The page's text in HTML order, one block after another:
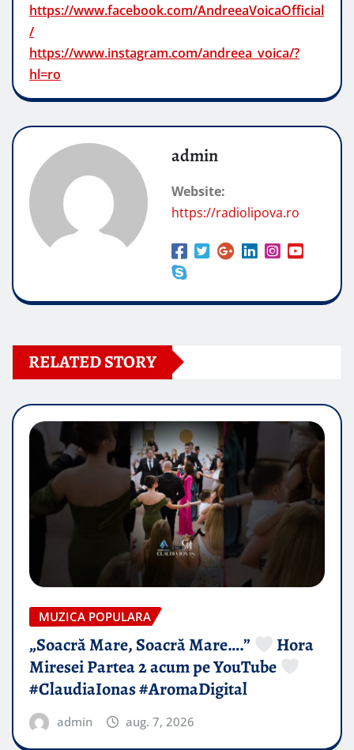
https://www.facebook.com/AndreeaVoicaOfficial
/
https://www.instagram.com/andreea_voica/?
hl=ro
admin
Website:
https://radiolipova.ro
RELATED STORY
MUZICA POPULARA
„Soacră Mare, Soacră Mare….”
Hora
Miresei Partea 2 acum pe YouTube
#ClaudiaIonas #AromaDigital
admin aug. 7, 2026